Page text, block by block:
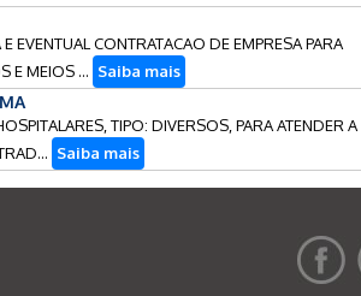
EVENTUAL CONTRATACAO DE EMPRESA PARA
E MEIOS ... Saiba mais
TIPO: DIVERSOS, PARA ATENDER A
Saiba mais